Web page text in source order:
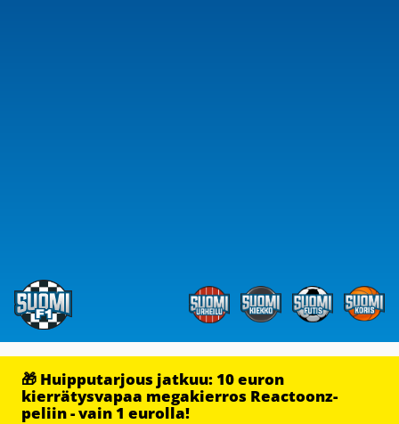
🎁 Huipputarjous jatkuu: 10 euron
kierrätysvapaa megakierros Reactoonz-
peliin - vain 1 eurolla!